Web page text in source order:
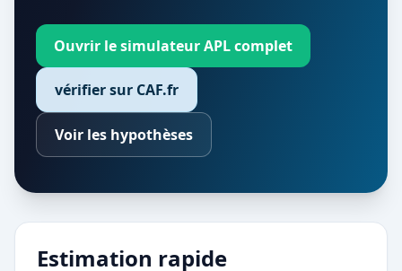
Ouvrir le simulateur APL complet
vérifier sur CAF.fr
Voir les hypothèses
Estimation rapide